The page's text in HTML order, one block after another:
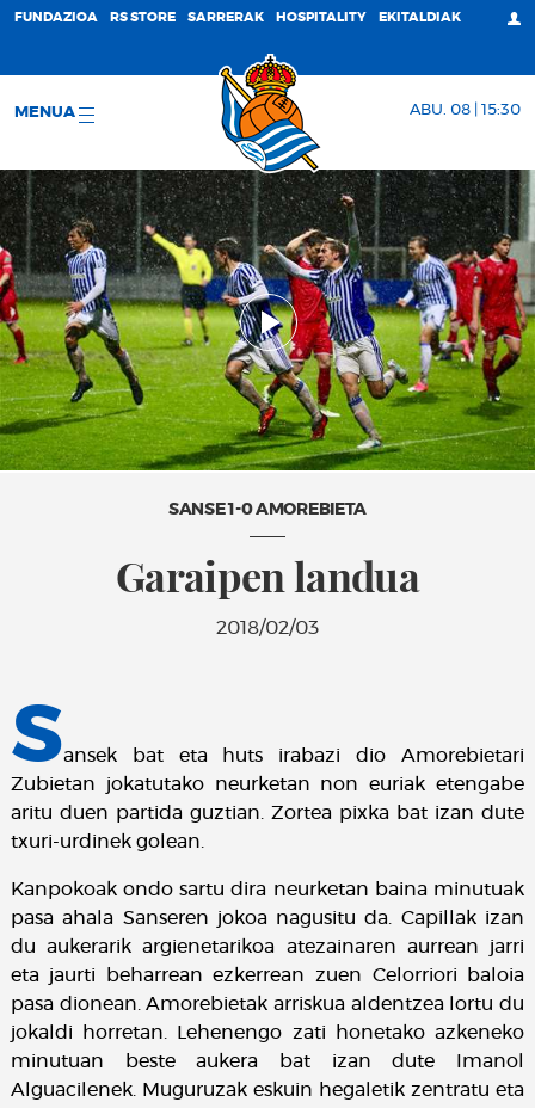
FUNDAZIOA RS STORE SARRERAK HOSPITALITY EKITALDIAK
MENUA ABU. 08 | 15:30
SANSE 1-0 AMOREBIETA
Garaipen landua
2018/02/03
Sansek bat eta huts irabazi dio Amorebietari
Zubietan jokatutako neurketan non euriak etengabe
aritu duen partida guztian. Zortea pixka bat izan dute
txuri-urdinek golean.
Kanpokoak ondo sartu dira neurketan baina minutuak
pasa ahala Sanseren jokoa nagusitu da. Capillak izan
du aukerarik argienetarikoa atezainaren aurrean jarri
eta jaurti beharrean ezkerrean zuen Celorriori baloia
pasa dionean. Amorebietak arriskua aldentzea lortu du
jokaldi horretan. Lehenengo zati honetako azkeneko
minutuan beste aukera bat izan dute Imanol
Alguacilenek. Muguruzak eskuin hegaletik zentratu eta